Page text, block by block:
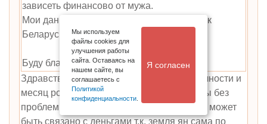
зависеть финансово от мужа.
Мои данные: 12.11.1997, 09:40 утра, Минск
Беларусь
Буду благодарна любому ответу!
Здравствуйте! Учитывая ваш элемент личности и
месяц рождения, силу карты и силу ЭЛ, вы без
проблем можете открыть свое дело. И это может
быть связано с деньгами т.к. земля ян сама по
Мы используем
файлы cookies для
улучшения работы
сайта. Оставаясь на
нашем сайте, вы
соглашаетесь с
Политикой
конфиденциальности
Я согласен